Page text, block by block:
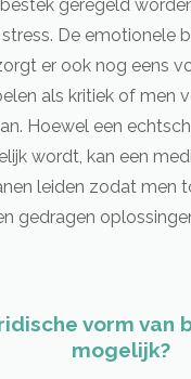
geregeld
De emotionele
er ook nog eens
als kritiek of men
Hoewel een
wordt, kan een
leiden zodat men
gedragen
vorm van
mogelijk?